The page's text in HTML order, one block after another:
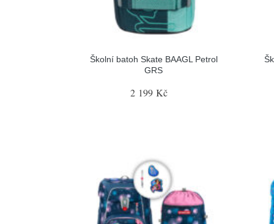
Školní batoh Skate BAAGL Petrol
GRS
2 199 Kč